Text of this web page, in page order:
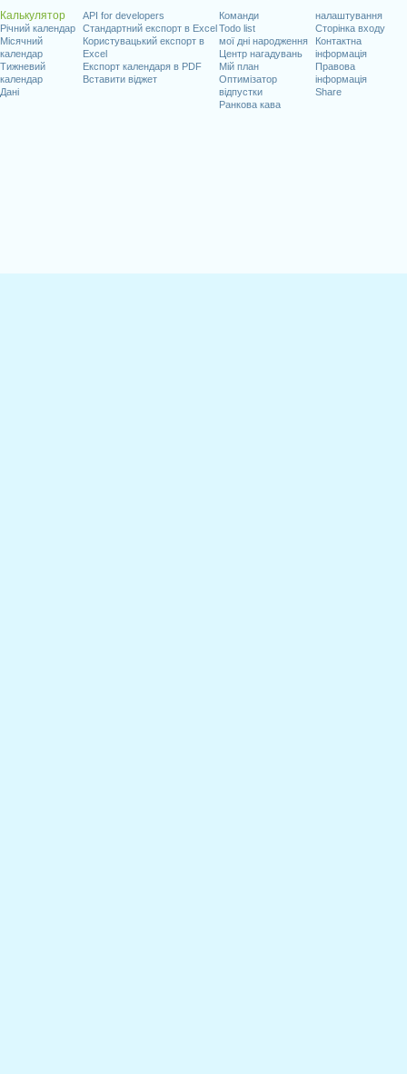
Калькулятор
Річний календар
Місячний
календар
Тижневий
календар
Дані
API for developers
Стандартний експорт в Excel
Користувацький експорт в
Excel
Експорт календаря в PDF
Вставити віджет
Команди
Todo list
мої дні народження
Центр нагадувань
Мій план
Оптимізатор
відпустки
Ранкова кава
налаштування
Сторінка входу
Контактна
інформація
Правова
інформація
Share